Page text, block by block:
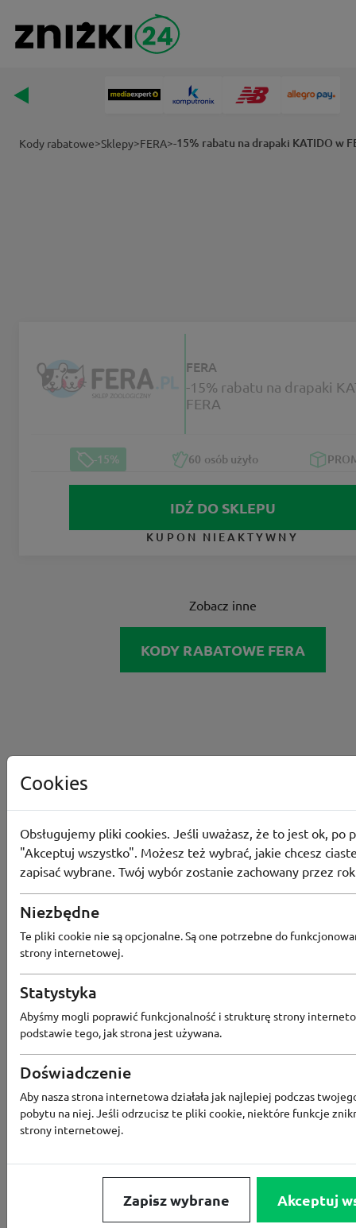
Kody rabatowe>Sklepy>FERA>-15% rabatu na drapaki KATIDO w
FERA
-15% rabatu na drapaki KATIDO w
FERA
-15% 60 osób użyło
IDŹ DO SKLEPU
KUPON NIEAKTYWNY
Zobacz inne
KODY RABATOWE FERA
Popularne sklepy
RTV EURO AGD MODIVO HEBE
BORN2BE
KOMFORT CCC SMYK
LOUNGE BY ZALANDO
SHEIN
ERLI ANSWEAR 4F OLEOLE!
MEDIA MARKT ALLEGRO PAY
ZNAK BIG STAR
BIEDRONKA HOME
Cookies
Obsługujemy pliki cookies. Jeśli uważasz, że to jest ok, po
"Akceptuj wszystko". Możesz też wybrać, jakie chcesz
zapisać wybrane. Twój wybór zostanie zachowany przez
Niezbędne
Te pliki cookie nie są opcjonalne. Są one potrzebne do
strony internetowej.
Statystyka
Abyśmy mogli poprawić funkcjonalność i strukturę strony
podstawie tego, jak strona jest używana.
Doświadczenie
Aby nasza strona internetowa działała jak najlepiej podczas
pobytu na niej. Jeśli odrzucisz te pliki cookie, niektóre funkcje
strony internetowej.
Zapisz wybrane Akceptuj